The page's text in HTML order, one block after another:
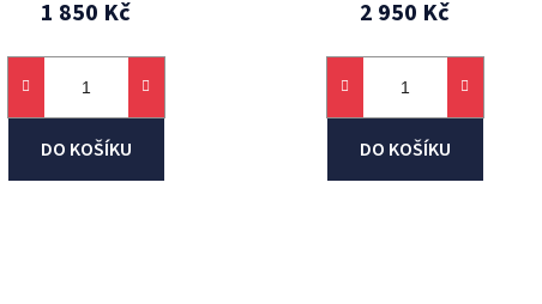
1 850 Kč
DO KOŠÍKU
2 950 Kč
DO KOŠÍKU